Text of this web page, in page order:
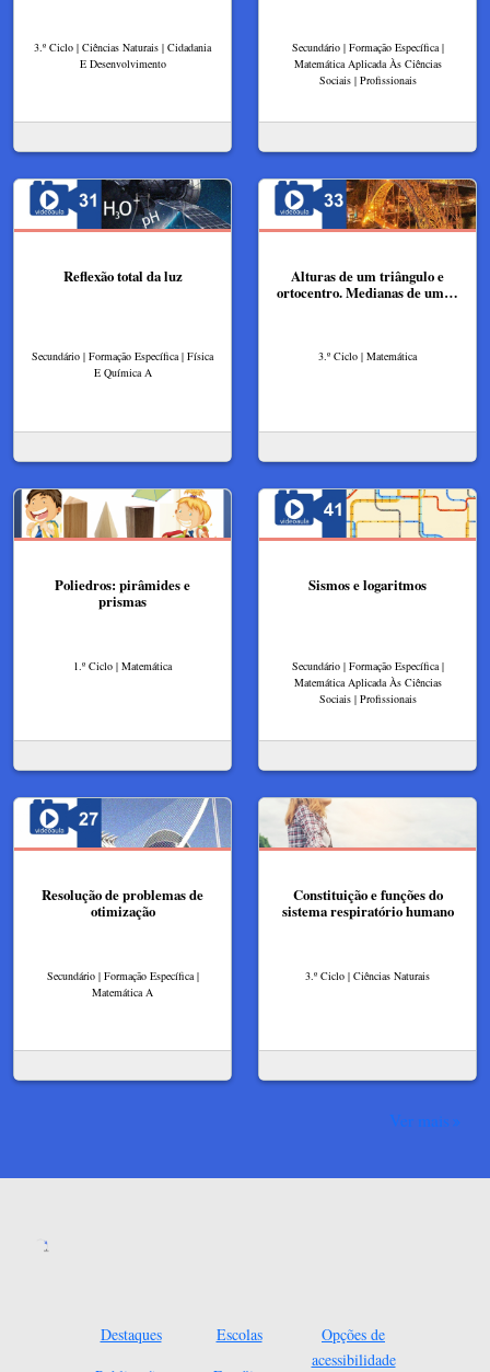
3.º Ciclo | Ciências Naturais | Cidadania
E Desenvolvimento
Secundário | Formação Específica |
Matemática Aplicada Às Ciências
Sociais | Profissionais
Reflexão total da luz​
Secundário | Formação Específica | Física
E Química A
Alturas de um triângulo e
ortocentro.​ Medianas de um…
3.º Ciclo | Matemática
Poliedros: pirâmides e
prismas
1.º Ciclo | Matemática
Sismos e logaritmos
Secundário | Formação Específica |
Matemática Aplicada Às Ciências
Sociais | Profissionais
Resolução de problemas de
otimização
Secundário | Formação Específica |
Matemática A
Constituição e funções do
sistema respiratório humano
3.º Ciclo | Ciências Naturais
Ver mais
Destaques
Escolas
Opções de
acessibilidade